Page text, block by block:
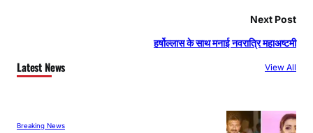
Next Post
हर्षोल्लास के साथ मनाई नवरात्रि महाअष्टमी
Latest News View All
Breaking News